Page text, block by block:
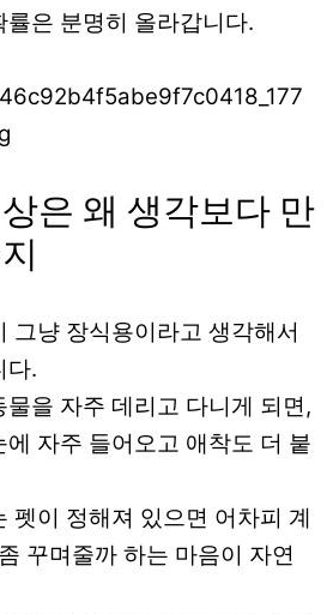
은 분명히 올라갑니다.
은 왜 생각보다 만
그냥 장식용이라고 생각해서
다.
을 자주 데리고 다니게 되면,
자주 들어오고 애착도 더 붙
펫이 정해져 있으면 어차피 계
꾸며줄까 하는 마음이 자연